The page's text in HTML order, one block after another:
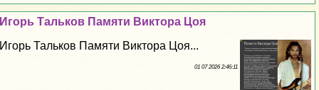
Игорь Тальков Памяти Виктора Цоя
Игорь Тальков Памяти Виктора Цоя...
01 07 2026 2:46:11